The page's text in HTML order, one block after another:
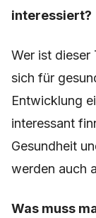
interessiert?
Wer ist dieser
sich für
Entwicklung
interessant
Gesundheit
werden auch
Was muss